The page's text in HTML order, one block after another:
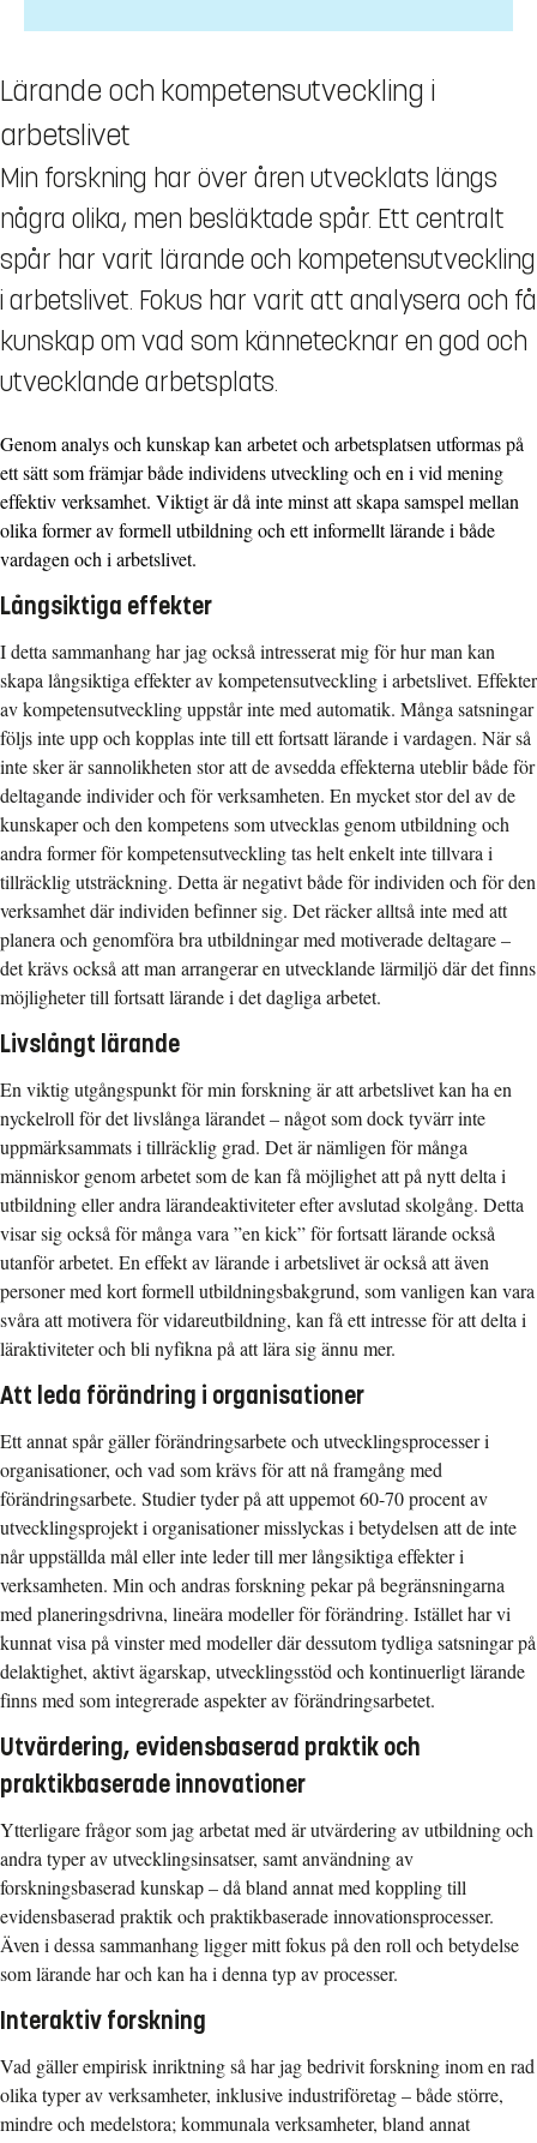
Lärande och kompetensutveckling i
arbetslivet
Min forskning har över åren utvecklats längs
några olika, men besläktade spår. Ett centralt
spår har varit lärande och kompetensutveckling
i arbetslivet. Fokus har varit att analysera och få
kunskap om vad som kännetecknar en god och
utvecklande arbetsplats.
Genom analys och kunskap kan arbetet och arbetsplatsen utformas på
ett sätt som främjar både individens utveckling och en i vid mening
effektiv verksamhet. Viktigt är då inte minst att skapa samspel mellan
olika former av formell utbildning och ett informellt lärande i både
vardagen och i arbetslivet.
Långsiktiga effekter
I detta sammanhang har jag också intresserat mig för hur man kan
skapa långsiktiga effekter av kompetensutveckling i arbetslivet. Effekter
av kompetensutveckling uppstår inte med automatik. Många satsningar
följs inte upp och kopplas inte till ett fortsatt lärande i vardagen. När så
inte sker är sannolikheten stor att de avsedda effekterna uteblir både för
deltagande individer och för verksamheten. En mycket stor del av de
kunskaper och den kompetens som utvecklas genom utbildning och
andra former för kompetensutveckling tas helt enkelt inte tillvara i
tillräcklig utsträckning. Detta är negativt både för individen och för den
verksamhet där individen befinner sig. Det räcker alltså inte med att
planera och genomföra bra utbildningar med motiverade deltagare –
det krävs också att man arrangerar en utvecklande lärmiljö där det finns
möjligheter till fortsatt lärande i det dagliga arbetet.
Livslångt lärande
En viktig utgångspunkt för min forskning är att arbetslivet kan ha en
nyckelroll för det livslånga lärandet – något som dock tyvärr inte
uppmärksammats i tillräcklig grad. Det är nämligen för många
människor genom arbetet som de kan få möjlighet att på nytt delta i
utbildning eller andra lärandeaktiviteter efter avslutad skolgång. Detta
visar sig också för många vara ”en kick” för fortsatt lärande också
utanför arbetet. En effekt av lärande i arbetslivet är också att även
personer med kort formell utbildningsbakgrund, som vanligen kan vara
svåra att motivera för vidareutbildning, kan få ett intresse för att delta i
läraktiviteter och bli nyfikna på att lära sig ännu mer.
Att leda förändring i organisationer
Ett annat spår gäller förändringsarbete och utvecklingsprocesser i
organisationer, och vad som krävs för att nå framgång med
förändringsarbete. Studier tyder på att uppemot 60-70 procent av
utvecklingsprojekt i organisationer misslyckas i betydelsen att de inte
når uppställda mål eller inte leder till mer långsiktiga effekter i
verksamheten. Min och andras forskning pekar på begränsningarna
med planeringsdrivna, lineära modeller för förändring. Istället har vi
kunnat visa på vinster med modeller där dessutom tydliga satsningar på
delaktighet, aktivt ägarskap, utvecklingsstöd och kontinuerligt lärande
finns med som integrerade aspekter av förändringsarbetet.
Utvärdering, evidensbaserad praktik och
praktikbaserade innovationer
Ytterligare frågor som jag arbetat med är utvärdering av utbildning och
andra typer av utvecklingsinsatser, samt användning av
forskningsbaserad kunskap – då bland annat med koppling till
evidensbaserad praktik och praktikbaserade innovationsprocesser.
Även i dessa sammanhang ligger mitt fokus på den roll och betydelse
som lärande har och kan ha i denna typ av processer.
Interaktiv forskning
Vad gäller empirisk inriktning så har jag bedrivit forskning inom en rad
olika typer av verksamheter, inklusive industriföretag – både större,
mindre och medelstora; kommunala verksamheter, bland annat